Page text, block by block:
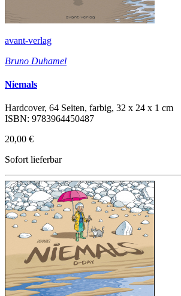
avant-verlag
Bruno Duhamel
Niemals
Hardcover, 64 Seiten, farbig, 32 x 24 x 1 cm
ISBN: 9783964450487
20,00 €
Sofort lieferbar